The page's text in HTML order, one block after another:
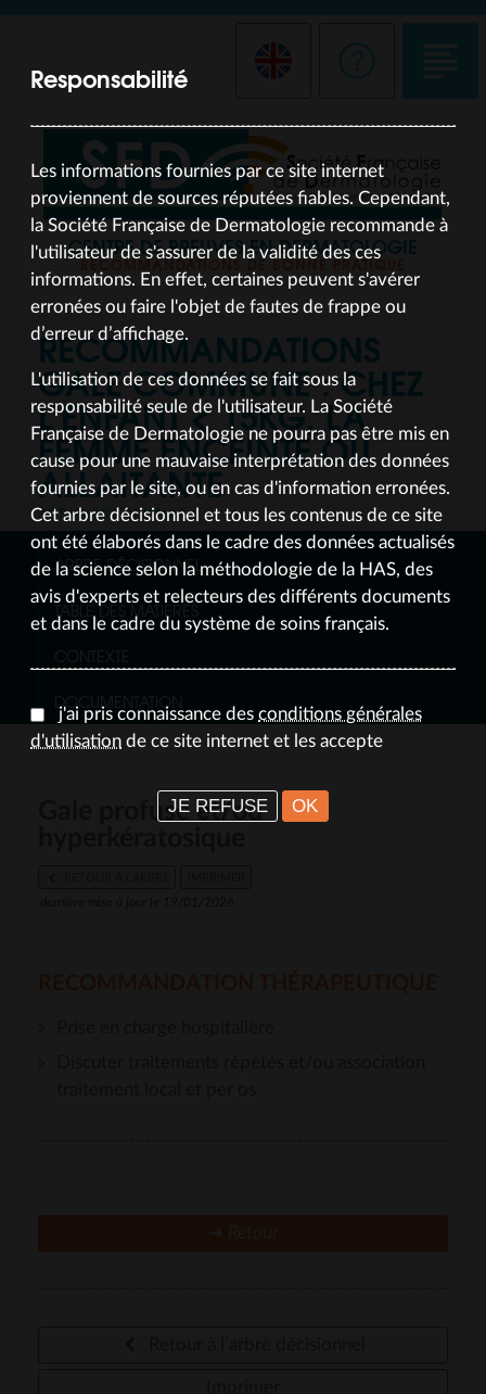
CENTRE DE PREUVES EN DERMATOLOGIE
RECOMMANDATIONS DE BONNE PRATIQUE
RECOMMANDATIONS
GALE COMMUNE : CHEZ
L’ENFANT < 15KG, LA
FEMME ENCEINTE OU
ALLAITANTE
ACTUALISATION JAN 24
ARBRE DÉCISIONNEL
TABLE DES MATIÈRES
CONTEXTE
DOCUMENTATION
Responsabilité
Les informations fournies par ce site internet
proviennent de sources réputées fiables. Cependant,
la Société Française de Dermatologie recommande à
l'utilisateur de s'assurer de la validité des ces
informations. En effet, certaines peuvent s'avérer
erronées ou faire l'objet de fautes de frappe ou
d’erreur d’affichage.
L'utilisation de ces données se fait sous la
responsabilité seule de l'utilisateur. La Société
Française de Dermatologie ne pourra pas être mis en
cause pour une mauvaise interprétation des données
fournies par le site, ou en cas d'information erronées.
Cet arbre décisionnel et tous les contenus de ce site
ont été élaborés dans le cadre des données actualisés
de la science selon la méthodologie de la HAS, des
avis d'experts et relecteurs des différents documents
et dans le cadre du système de soins français.
j'ai pris connaissance desconditions générales
d'utilisation de ce site internet et les accepte
JE REFUSE OK
Gale profuse et/ou